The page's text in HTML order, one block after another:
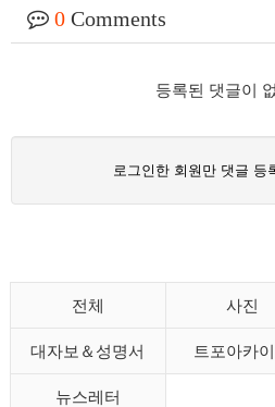
0 Comments
등록된 댓글이
로그인한 회원만 댓글 등
전체 사진
대자보＆성명서 트포아카
뉴스레터